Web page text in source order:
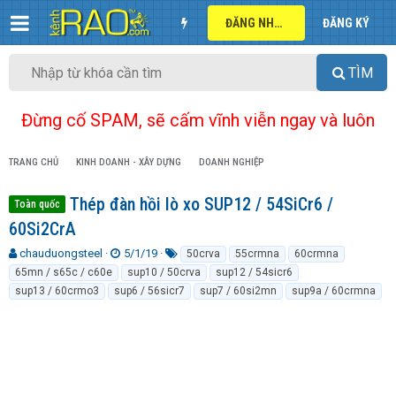
ĐĂNG NHẬP ĐĂNG KÝ
TÌM
Đừng cố SPAM, sẽ cấm vĩnh viễn ngay và luôn
TRANG CHỦ KINH DOANH - XÂY DỰNG DOANH NGHIỆP
Toàn quốc
Thép đàn hồi lò xo SUP12 / 54SiCr6 /
60Si2CrA
T
h
r
e
chauduongsteel
N
g
à
y
5/1/19
ừ
k
h
50crva 55crmna
60crmna
65mn / s65c / c60e
sup10 / 50crva
sup12 / 54sicr6
sup13 / 60crmo3
sup6 / 56sicr7 sup7 / 60si2mn sup9a / 60crmna